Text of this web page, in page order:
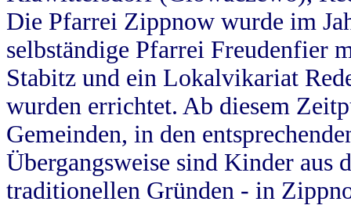
Die Pfarrei Zippnow wurde im
selbständige Pfarrei Freudenfier
Stabitz und ein Lokalvikariat
wurden errichtet. Ab diesem
Gemeinden, in den
Übergangsweise sind Kinder aus
traditionellen Gründen - in